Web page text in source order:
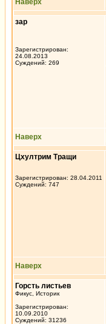
Наверх
зар
Зарегистрирован:
24.08.2013
Суждений: 269
Наверх
Цхултрим Тращи
Зарегистрирован: 28.04.2011
Суждений: 747
Наверх
Горсть листьев
Фикус, Историк
Зарегистрирован:
10.09.2010
Суждений: 31236